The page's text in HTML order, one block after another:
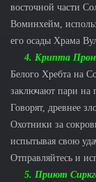
восточной части
Воминхейм,
его осады Храма
4. Крипта
Белого Хребта на
заключают пари на
Говорят, древнее
Охотники за
испытывая свою
Отправляйтесь и
5. Приют